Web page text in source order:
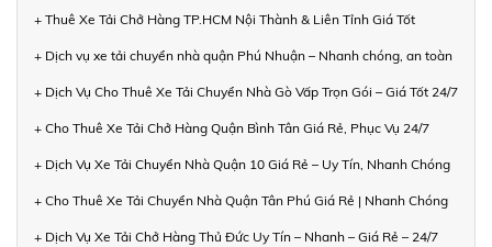
+ Thuê Xe Tải Chở Hàng TP.HCM Nội Thành & Liên Tỉnh Giá Tốt
+ Dịch vụ xe tải chuyển nhà quận Phú Nhuận – Nhanh chóng, an toàn
+ Dịch Vụ Cho Thuê Xe Tải Chuyển Nhà Gò Vấp Trọn Gói – Giá Tốt 24/7
+ Cho Thuê Xe Tải Chở Hàng Quận Bình Tân Giá Rẻ, Phục Vụ 24/7
+ Dịch Vụ Xe Tải Chuyển Nhà Quận 10 Giá Rẻ – Uy Tín, Nhanh Chóng
+ Cho Thuê Xe Tải Chuyển Nhà Quận Tân Phú Giá Rẻ | Nhanh Chóng
+ Dịch Vụ Xe Tải Chở Hàng Thủ Đức Uy Tín – Nhanh – Giá Rẻ – 24/7